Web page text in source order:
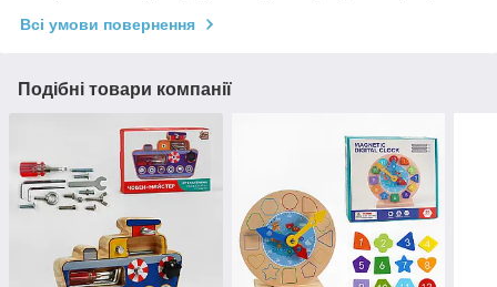
Всі умови повернення
Подібні товари компанії